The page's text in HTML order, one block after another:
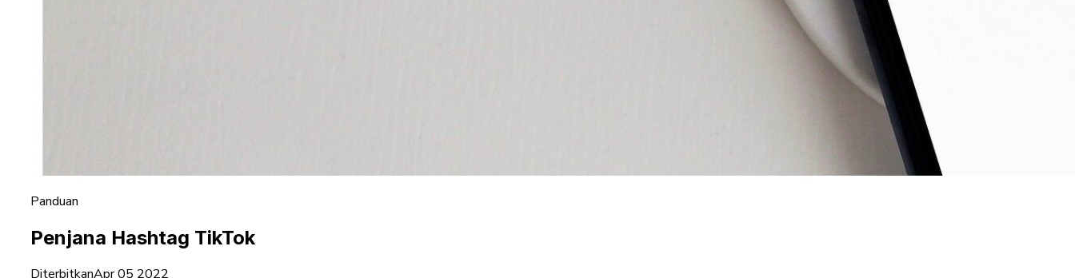
Panduan
Penjana Hashtag TikTok
DiterbitkanApr 05 2022